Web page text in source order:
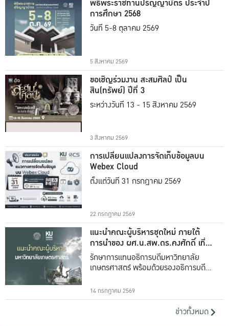
พิธีพระราชทานปริญญาบัตร ประจำปี
การศึกษา 2568
วันที่ 5-8 ตุลาคม 2569
5 สิงหาคม 2569
ขอเชิญร่วมงาน สะสมศิลป์ เป็น
สิน(ทรัพย์) ปีที่ 3
ระหว่างวันที่ 13 - 15 สิงหาคม 2569
3 สิงหาคม 2569
การเปลี่ยนแปลงการจัดเก็บข้อมูลบน
Webex Cloud
ตั้งแต่วันที่ 31 กรกฎาคม 2569
22 กรกฎาคม 2569
แนะนำคณะผู้บริหารชุดใหม่ ภายใต้
การนำของ ผศ.น.สพ.ดร.คงศักดิ์ เที่ยง
ธรรม
รักษาการแทนอธิการบดีมหาวิทยาลัย
เกษตรศาสตร์ พร้อมด้วยรองอธิการบดีทั้ง
14 กรกฎาคม 2569
ข่าวทั้งหมด